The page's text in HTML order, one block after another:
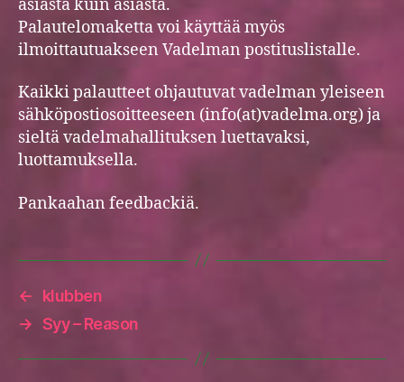
asiasta kuin asiasta.
Palautelomaketta voi käyttää myös
ilmoittautuakseen Vadelman postituslistalle.
Kaikki palautteet ohjautuvat vadelman yleiseen
sähköpostiosoitteeseen (info(at)vadelma.org) ja
sieltä vadelmahallituksen luettavaksi,
luottamuksella.
Pankaahan feedbackiä.
←
klubben
→ Syy – Reason